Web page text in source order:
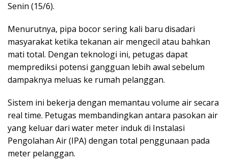
Senin (15/6).
Menurutnya, pipa bocor sering kali baru disadari
masyarakat ketika tekanan air mengecil atau bahkan
mati total. Dengan teknologi ini, petugas dapat
memprediksi potensi gangguan lebih awal sebelum
dampaknya meluas ke rumah pelanggan.
Sistem ini bekerja dengan memantau volume air secara
real time. Petugas membandingkan antara pasokan air
yang keluar dari water meter induk di Instalasi
Pengolahan Air (IPA) dengan total penggunaan pada
meter pelanggan.